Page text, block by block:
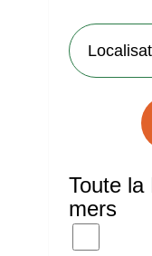
Toute
mers